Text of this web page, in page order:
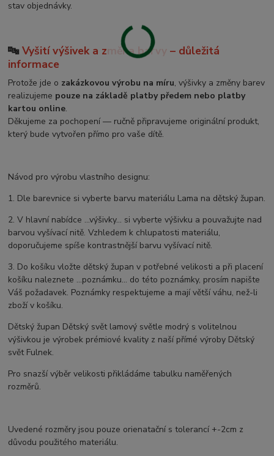
stav objednávky.
🔤Vyšití výšivek a změna barvy – důležitá
informace
Protože jde o zakázkovou výrobu na míru, výšivky a změny barev
realizujeme pouze na základě platby předem nebo platby
kartou online.
Děkujeme za pochopení — ručně připravujeme originální produkt,
který bude vytvořen přímo pro vaše dítě.
Návod pro výrobu vlastního designu:
1. Dle barevnice si vyberte barvu materiálu Lama na dětský župan.
2. V hlavní nabídce ...výšivky... si vyberte výšivku a pouvažujte nad
barvou vyšívací nitě. Vzhledem k chlupatosti materiálu,
doporučujeme spíše kontrastnější barvu vyšívací nitě.
3. Do košíku vložte dětský župan v potřebné velikosti a při placení
košíku naleznete ...poznámku... do této poznámky, prosím napište
Váš požadavek. Poznámky respektujeme a mají větší váhu, než-li
zboží v košíku.
Dětský župan Dětský svět lamový světle modrý s volitelnou
výšivkou je výrobek prémiové kvality z naší přímé výroby Dětský
svět Fulnek.
Pro snazší výběr velikosti přikládáme tabulku naměřených
rozměrů.
Uvedené rozměry jsou pouze orienatační s tolerancí +-2cm z
důvodu použitého materiálu.